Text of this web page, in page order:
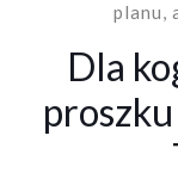
planu,
Dla